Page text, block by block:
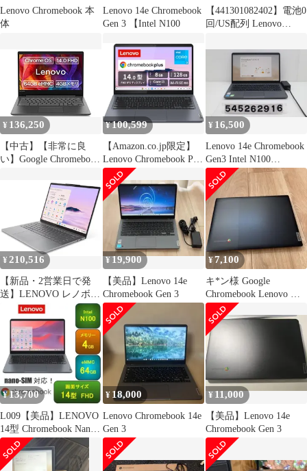
Lenovo Chromebook 本
体
Lenovo 14e Chromebook
Gen 3 【Intel N100
【441301082402】電池0
回/US配列 Lenovo
32GB
¥ 136,250
【中古】【非常に良
い】Google Chromebook
14.0型フルHD 英語キー
ボード S330
¥100,599
【Amazon.co.jp限定】
Lenovo Chromebook Plus
クロームブックプラス
IdeaPad Slim 3i Gen8
14.0インチ インテル®
Core™ i3 プロセッサー
搭載 N305 タッチスク
リーン 日本語 [14.0イ
ンチ]
¥ 16,500
Lenovo 14e Chromebook
Gen3 Intel N100
0.8GHz/4GB/32GB/14W/
FHD(1920x1080)/Chrom
e OS 【545262916】
¥ 210,516
【新品・2営業日で発
送】LENOVO レノボ
83MW0006JP Lenovo
Chromebook Plus
Chrome OS 14.0型（イ
ンチ） Kompanio ...
¥19,900
【美品】Lenovo 14e
Chromebook Gen 3
¥7,100
キ*ン様 Google
Chromebook Lenovo ノ
ートパソコン
¥13,700
L009【美品】LENOVO
14型 Chromebook Nano-
SIM対応
¥ 18,000
Lenovo Chromebook 14e
Gen 3
¥11,000
【美品】Lenovo 14e
Chromebook Gen 3